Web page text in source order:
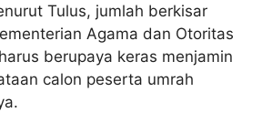
Tulus, jumlah berkisar
Agama dan Otoritas
berupaya keras menjamin
calon peserta umrah